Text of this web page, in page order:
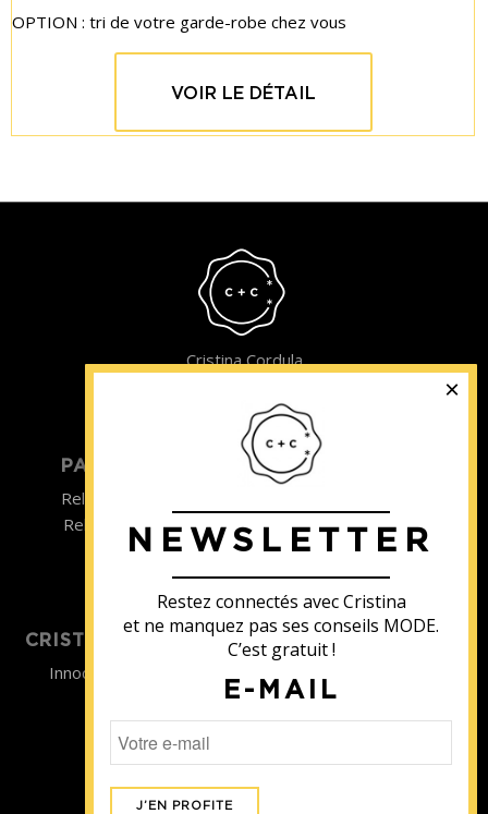
OPTION : tri de votre garde-robe chez vous
VOIR LE DÉTAIL
Cristina Cordula
PARTICULIER
Relooking homme
Relooking femme
ENTREPRISE
ENTREPRISE
Formations
CRISTINA SOUTIENT
Innocence en Danger
Sidaction
Contact
Newsletter
NEWSLETTER
Restez connectés avec Cristina
et ne manquez pas ses conseils MODE.
C’est gratuit !
E-MAIL